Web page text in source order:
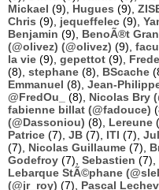
Mickael (9), Hugues (9),
Chris (9), jequeffelec (9),
Benjamin (9), BenoÃ®t
(@olivez) (@olivez) (9),
la vie (9), gepettot (9),
(8), stephane (8), BScache
Emmanuel (8), Jean-
@FredOu_
(8), Nicolas Bry
fabienne billat (@fadouce)
(@Dassoniou) (8), Lereune
Patrice (7), JB (7), ITI (7),
(7), Nicolas Guillaume (7),
Godefroy (7), Sebastien (7),
Lebarque StÃ©phane
(@jr_roy) (7), Pascal